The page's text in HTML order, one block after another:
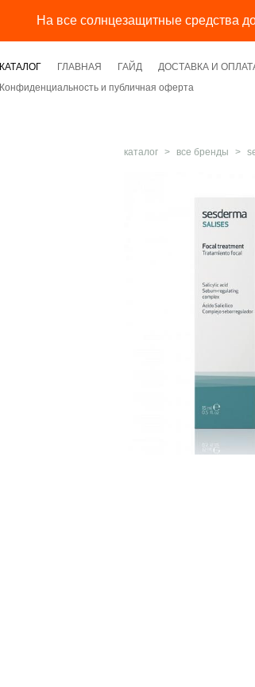
На все солнцезащитные средства
КАТАЛОГ ГЛАВНАЯ ГАЙД ДОСТАВКА И
Конфиденциальность и публичная оферта
каталог > все бренды >